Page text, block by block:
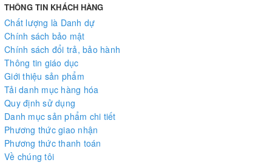
THÔNG TIN KHÁCH HÀNG
Chất lượng là Danh dự
Chính sách bảo mật
Chính sách đổi trả, bảo hành
Thông tin giáo dục
Giới thiệu sản phẩm
Tải danh mục hàng hóa
Quy định sử dụng
Danh mục sản phẩm chi tiết
Phương thức giao nhận
Phương thức thanh toán
Về chúng tôi